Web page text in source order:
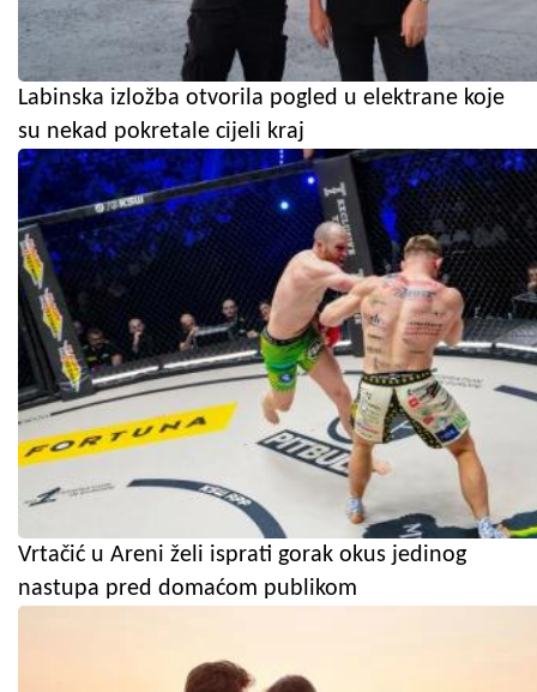
Labinska izložba otvorila pogled u elektrane koje
su nekad pokretale cijeli kraj
Vrtačić u Areni želi isprati gorak okus jedinog
nastupa pred domaćom publikom